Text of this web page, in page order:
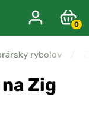
0
rybolov
Zig